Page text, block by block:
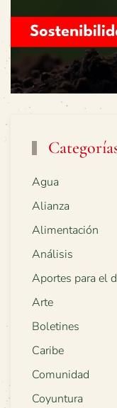
Agua
Alianza
Alimentación
Análisis
Aportes para el
Arte
Boletines
Caribe
Comunidad
Coyuntura